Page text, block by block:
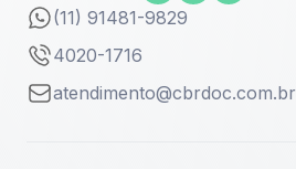
(11) 91481-9829
4020-1716
atendimento@cbrdoc.com.br